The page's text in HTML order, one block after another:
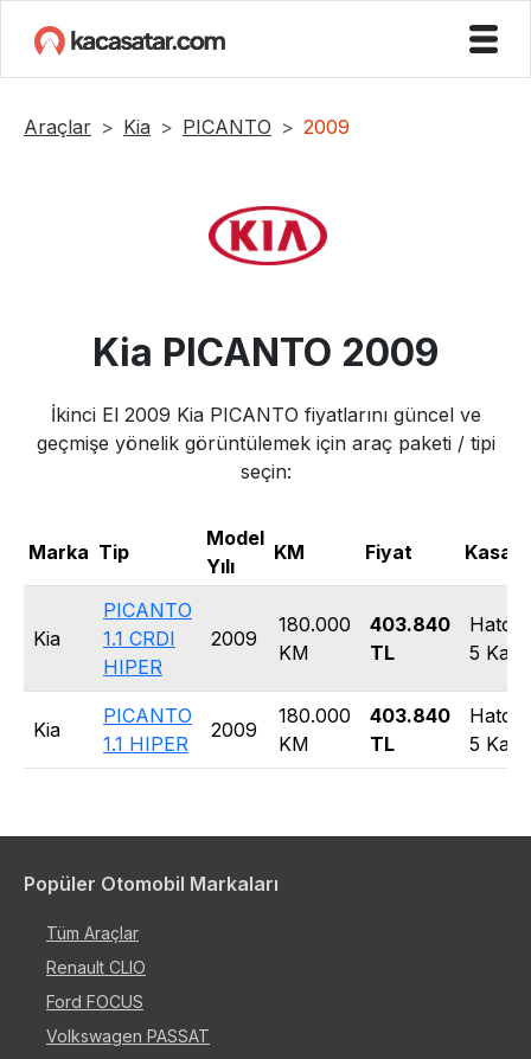
Araçlar Kia PICANTO 2009
Kia PICANTO 2009
İkinci El 2009 Kia PICANTO fiyatlarını güncel ve
geçmişe yönelik görüntülemek için araç paketi / tipi
seçin:
Marka Tip
Model
Yılı
KM Fiyat Kasa
Kia
PICANTO
1.1 CRDI
HIPER
2009
180.000
KM
403.840
TL
5 Kapı
Kia
PICANTO
1.1 HIPER
2009
180.000
KM
403.840
TL
5 Kapı
Popüler Otomobil Markaları
Tüm Araçlar
Renault CLIO
Ford FOCUS
Volkswagen PASSAT